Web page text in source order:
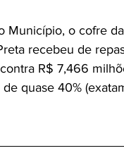
Município, o cofre
recebeu de
R$ 7,466
quase 40%